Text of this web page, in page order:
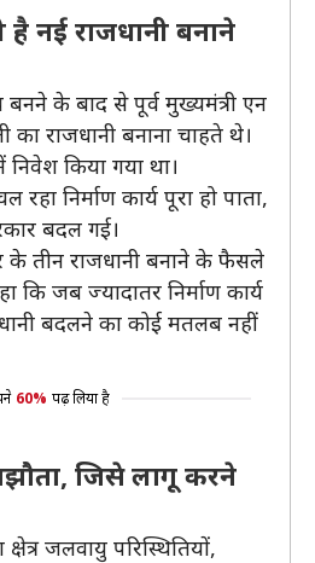
है नई राजधानी बनाने
के बाद से पूर्व मुख्यमंत्री एन
का राजधानी बनाना चाहते थे।
निवेश किया गया था।
निर्माण कार्य पूरा हो पाता,
बदल गई।
के तीन राजधानी बनाने के फैसले
कि जब ज्यादातर निर्माण कार्य
बदलने का कोई मतलब नहीं
60% पढ़ लिया है
जिसे लागू करने
क्षेत्र जलवायु परिस्थितियों,